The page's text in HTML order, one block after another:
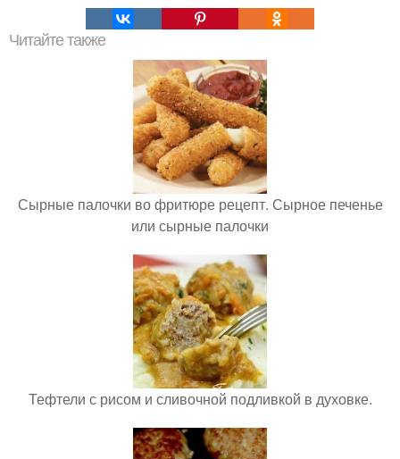
Читайте также
Сырные палочки во фритюре рецепт. Сырное печенье
или сырные палочки
Тефтели с рисом и сливочной подливкой в духовке.